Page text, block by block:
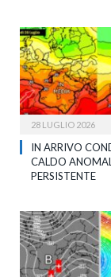
28 LUGLIO 2026
IN ARRIVO
CALDO
PERSISTENTE